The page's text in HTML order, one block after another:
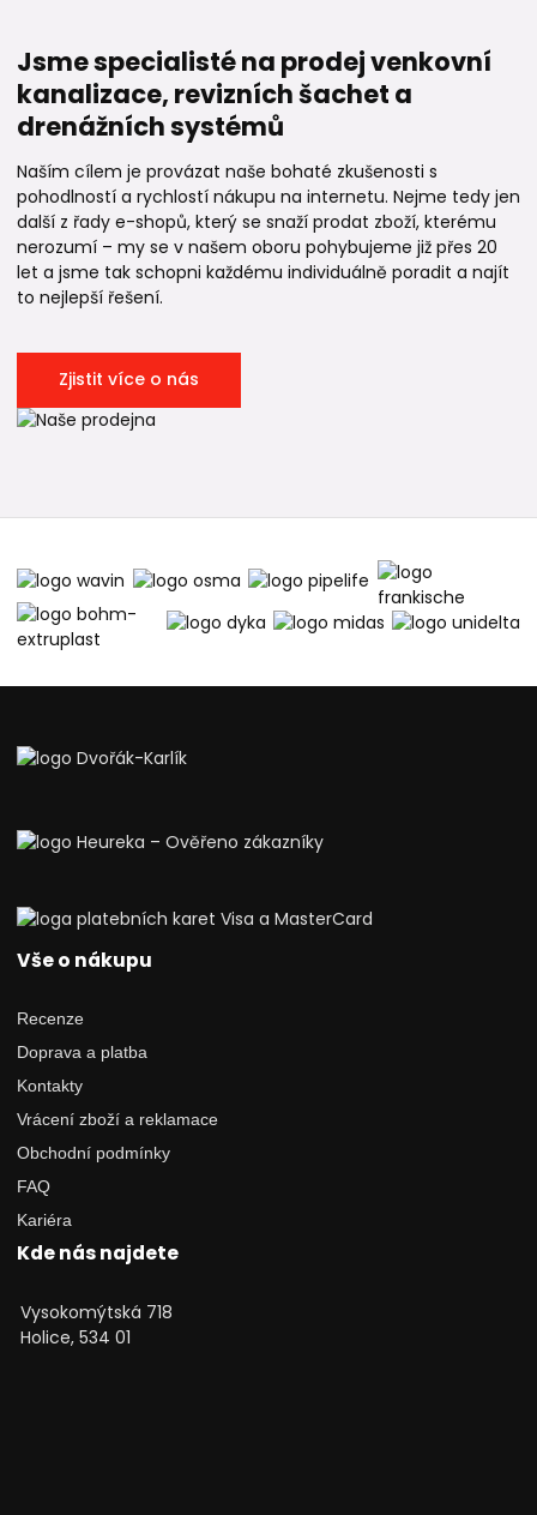
Jsme specialisté na prodej venkovní
kanalizace, revizních šachet a
drenážních systémů
Naším cílem je provázat naše bohaté zkušenosti s
pohodlností a rychlostí nákupu na internetu. Nejme tedy jen
další z řady e-shopů, který se snaží prodat zboží, kterému
nerozumí – my se v našem oboru pohybujeme již přes 20
let a jsme tak schopni každému individuálně poradit a najít
to nejlepší řešení.
Zjistit více o nás
Vše o nákupu
Recenze
Doprava a platba
Kontakty
Vrácení zboží a reklamace
Obchodní podmínky
FAQ
Kariéra
Kde nás najdete
Vysokomýtská 718
Holice, 534 01